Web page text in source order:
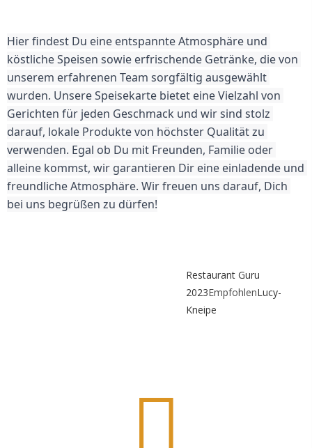
Hier findest Du eine entspannte Atmosphäre und
köstliche Speisen sowie erfrischende Getränke, die von
unserem erfahrenen Team sorgfältig ausgewählt
wurden. Unsere Speisekarte bietet eine Vielzahl von
Gerichten für jeden Geschmack und wir sind stolz
darauf, lokale Produkte von höchster Qualität zu
verwenden. Egal ob Du mit Freunden, Familie oder
alleine kommst, wir garantieren Dir eine einladende und
freundliche Atmosphäre. Wir freuen uns darauf, Dich
bei uns begrüßen zu dürfen!
Restaurant Guru
2023EmpfohlenLucy-
Kneipe